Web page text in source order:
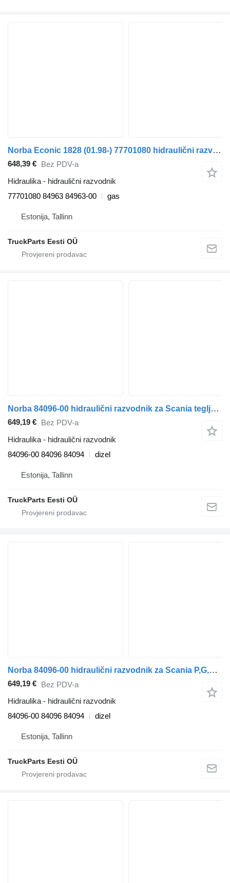
Norba Econic 1828 (01.98-) 77701080 hidraulični razvodnik za Mercedes-Benz Econic (1998-2014) tegljača
648,39 € Bez PDV-a
Hidraulika - hidraulični razvodnik
77701080 84963 84963-00
gas
Estonija, Tallinn
TruckParts Eesti OÜ
Norba 84096-00 hidraulični razvodnik za Scania tegljača
649,19 € Bez PDV-a
Hidraulika - hidraulični razvodnik
84096-00 84096 84094
dizel
Estonija, Tallinn
TruckParts Eesti OÜ
Norba 84096-00 hidraulični razvodnik za Scania P,G,R,T-series (2004-2017) tegljača
649,19 € Bez PDV-a
Hidraulika - hidraulični razvodnik
84096-00 84096 84094
dizel
Estonija, Tallinn
TruckParts Eesti OÜ